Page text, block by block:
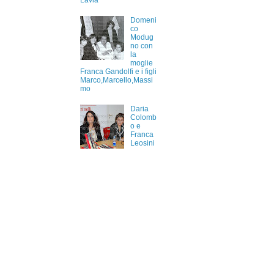
Domeni
co
Modug
no con
la
moglie
Franca Gandolfi e i figli
Marco,Marcello,Massi
mo
Daria
Colomb
o e
Franca
Leosini